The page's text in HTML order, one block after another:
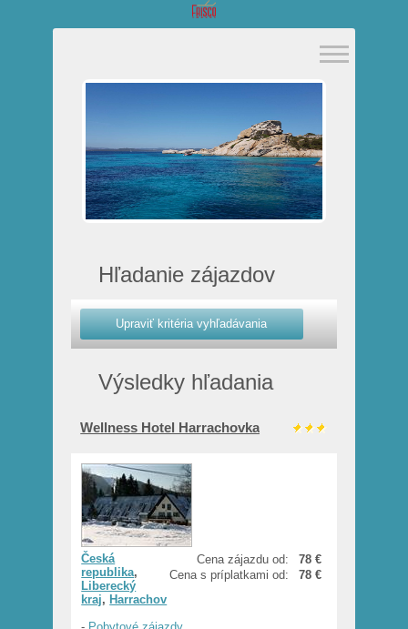
Hľadanie zájazdov
Výsledky hľadania
Wellness Hotel Harrachovka
Cena zájazdu od:
78 €
Cena s príplatkami od:
78 €
Česká
republika,
Liberecký
kraj, Harrachov